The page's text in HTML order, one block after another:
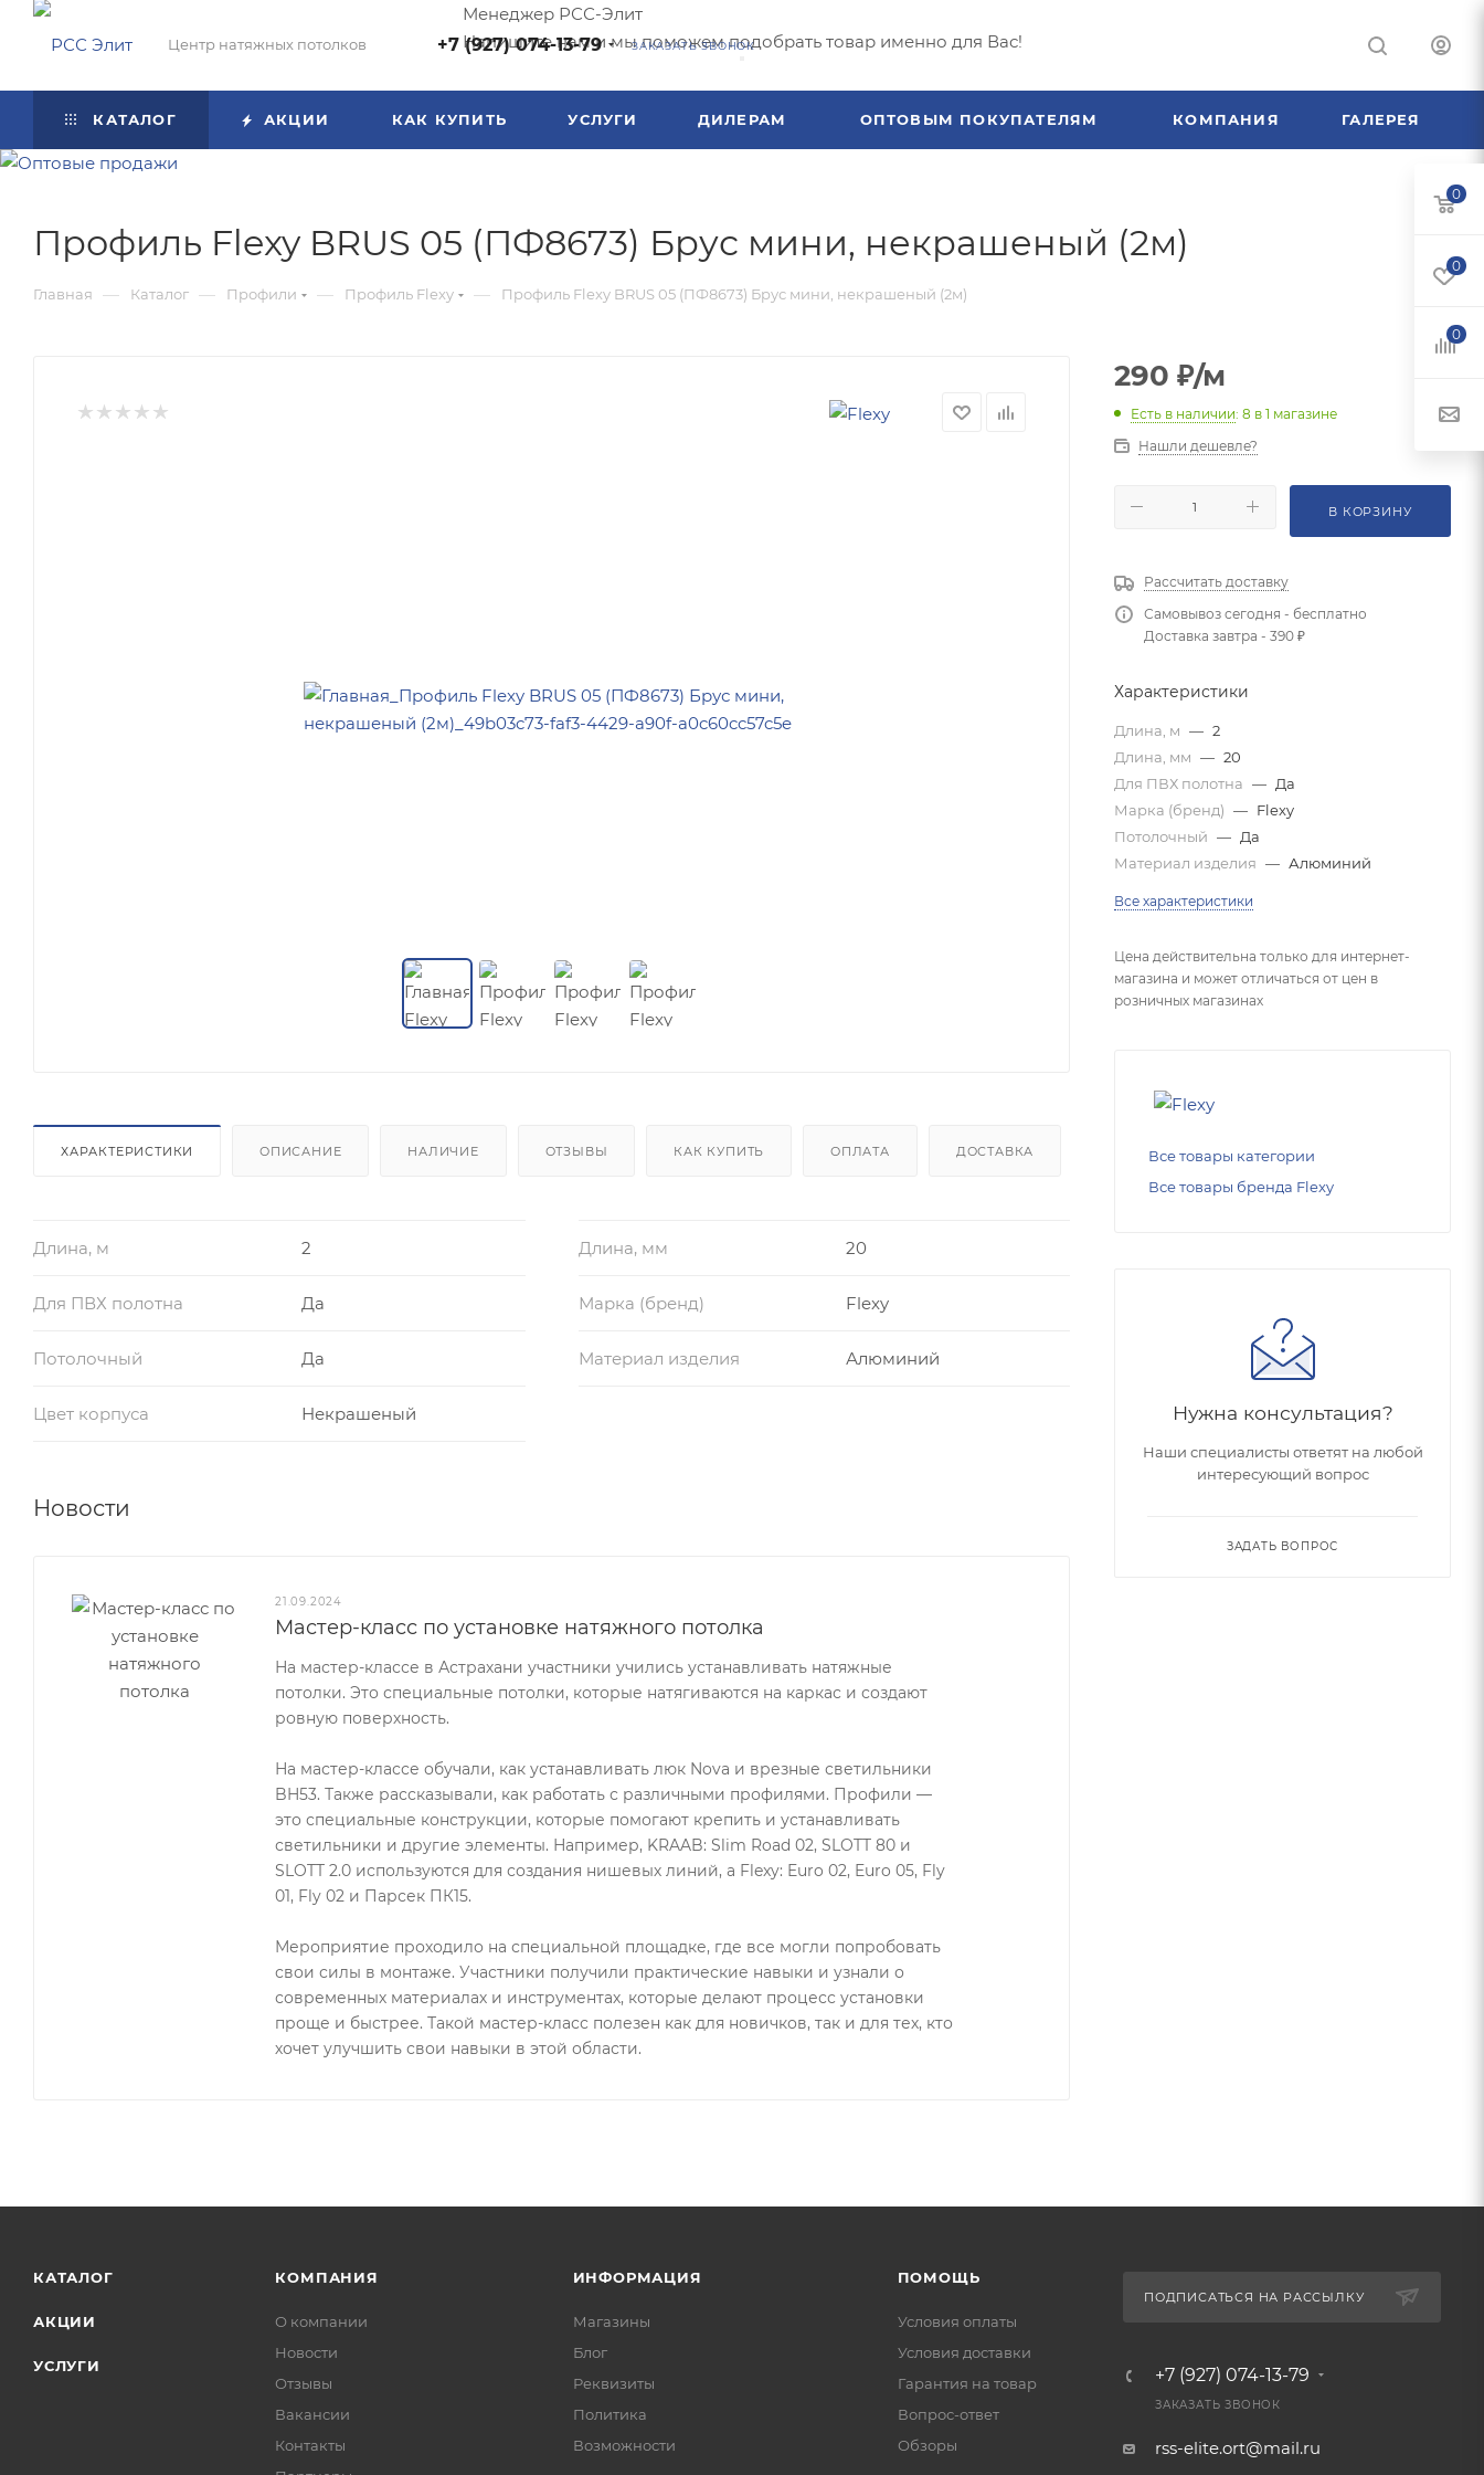
Менеджер РСС-Элит
Напишите нам и мы поможем подобрать товар именно для Вас!
Центр натяжных потолков +7 (927) 074-13-79 ЗАКАЗАТЬ ЗВОНОК
КАТАЛОГ АКЦИИ КАК КУПИТЬ УСЛУГИ ДИЛЕРАМ ОПТОВЫМ ПОКУПАТЕЛЯМ КОМПАНИЯ ГАЛЕРЕЯ
Профиль Flexy BRUS 05 (ПФ8673) Брус мини, некрашеный (2м)
Главная — Каталог — Профили — Профиль Flexy — Профиль Flexy BRUS 05 (ПФ8673) Брус мини, некрашеный (2м)
ХАРАКТЕРИСТИКИ ОПИСАНИЕ НАЛИЧИЕ ОТЗЫВЫ КАК КУПИТЬ ОПЛАТА ДОСТАВКА
Длина, м 2 Длина, мм 20
Для ПВХ полотна Да Марка (бренд) Flexy
Потолочный Да Материал изделия Алюминий
Цвет корпуса Некрашеный
Новости
21.09.2024
Мастер-класс по установке натяжного потолка
На мастер-классе в Астрахани участники учились устанавливать натяжные
потолки. Это специальные потолки, которые натягиваются на каркас и создают
ровную поверхность.
На мастер-классе обучали, как устанавливать люк Nova и врезные светильники
BH53. Также рассказывали, как работать с различными профилями. Профили —
это специальные конструкции, которые помогают крепить и устанавливать
светильники и другие элементы. Например, KRAAB: Slim Road 02, SLOTT 80 и
SLOTT 2.0 используются для создания нишевых линий, а Flexy: Euro 02, Euro 05, Fly
01, Fly 02 и Парсек ПК15.
Мероприятие проходило на специальной площадке, где все могли попробовать
свои силы в монтаже. Участники получили практические навыки и узнали о
современных материалах и инструментах, которые делают процесс установки
проще и быстрее. Такой мастер-класс полезен как для новичков, так и для тех, кто
хочет улучшить свои навыки в этой области.
290 ₽/м
Есть в наличии: 8 в 1 магазине
Нашли дешевле?
В КОРЗИНУ
Рассчитать доставку
Самовывоз сегодня - бесплатно
Доставка завтра - 390 ₽
Характеристики
Длина, м — 2
Длина, мм — 20
Для ПВХ полотна — Да
Марка (бренд) — Flexy
Потолочный — Да
Материал изделия — Алюминий
Все характеристики
Цена действительна только для интернет-
магазина и может отличаться от цен в
розничных магазинах
Все товары категории
Все товары бренда Flexy
Нужна консультация?
Наши специалисты ответят на любой
интересующий вопрос
ЗАДАТЬ ВОПРОС
КАТАЛОГ
АКЦИИ
УСЛУГИ
КОМПАНИЯ
О компании
Новости
Отзывы
Вакансии
Контакты
ИНФОРМАЦИЯ
Магазины
Блог
Реквизиты
Политика
Возможности
ПОМОЩЬ
Условия оплаты
Условия доставки
Гарантия на товар
Вопрос-ответ
Обзоры
ПОДПИСАТЬСЯ НА РАССЫЛКУ
+7 (927) 074-13-79
ЗАКАЗАТЬ ЗВОНОК
rss-elite.ort@mail.ru
0
0
0